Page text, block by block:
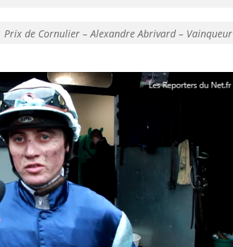
Prix de Cornulier – Alexandre Abrivard – Vainqueur